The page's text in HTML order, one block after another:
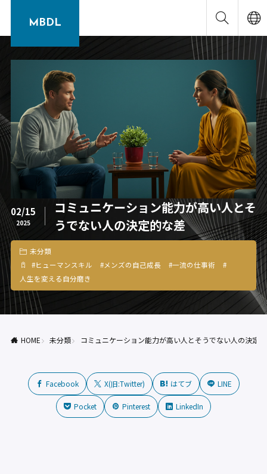
MBDL
02/15
2025
コミュニケーション能力が高い人とそ
うでない人の決定的な差
未分類
#ヒューマンスキル #メンズの自己成長 #一流の仕事術
#
人生を変える自分磨き
HOME 未分類 コミュニケーション能力が高い人とそうでない人の決定
Facebook X(旧:Twitter) はてブ LINE
Pocket Pinterest LinkedIn